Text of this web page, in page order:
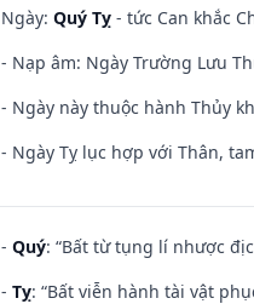
Ngày: Quý Tỵ - tức Can khắc
- Nạp âm: Ngày Trường Lưu
- Ngày này thuộc hành Thủy
- Ngày Tỵ lục hợp với Thân,
- Quý: “Bất từ tụng lí nhược
- Tỵ: “Bất viễn hành tài vật